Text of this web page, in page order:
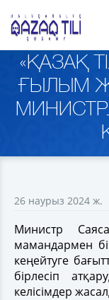
«ҚАЗАҚ
ҒЫЛЫМ
26 наурыз 2024 ж.
Министр
мамандармен
кеңейтуге
бірлесіп
келісімдер